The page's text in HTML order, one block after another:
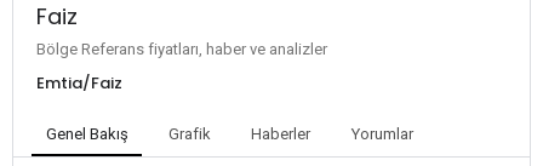
Faiz
Bölge Referans fiyatları, haber ve analizler
Emtia/Faiz
Genel Bakış Grafik Haberler Yorumlar